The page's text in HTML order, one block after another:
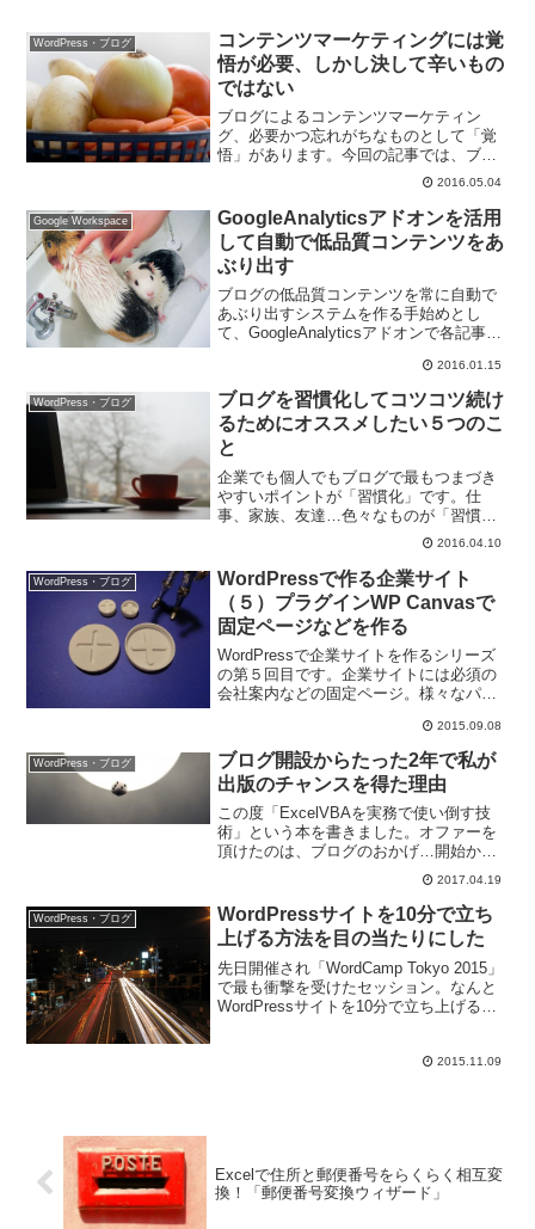
WordPress・ブログ
コンテンツマーケティングには覚
悟が必要、しかし決して辛いもの
ではない
ブログによるコンテンツマーケティン
グ、必要かつ忘れがちなものとして「覚
悟」があります。今回の記事では、ブロ
グによるコンテンツマーケティングに必
要な覚悟についてお伝えできればと思い
ます。
2016.05.04
Google Workspace
GoogleAnalyticsアドオンを活用
して自動で低品質コンテンツをあ
ぶり出す
ブログの低品質コンテンツを常に自動で
あぶり出すシステムを作る手始めとし
て、GoogleAnalyticsアドオンで各記事の
方法についてお伝えしていきます。2016.01.15
WordPress・ブログ
ブログを習慣化してコツコツ続け
るためにオススメしたい５つのこ
と
企業でも個人でもブログで最もつまづき
やすいポイントが「習慣化」です。仕
事、家族、友達…色々なものが「習慣
化」を邪魔します。今回は私自身が実践
しているブログを習慣化するための５つ
のテクニックについてです。
2016.04.10
WordPress・ブログ
WordPressで作る企業サイト
（５）プラグインWP Canvasで
固定ページなどを作る
WordPressで企業サイトを作るシリーズ
の第５回目です。企業サイトには必須の
会社案内などの固定ページ。様々なパー
活用して見栄えの良いページを作る方法
です。
2015.09.08
WordPress・ブログ
ブログ開設からたった2年で私が
出版のチャンスを得た理由
この度「ExcelVBAを実務で使い倒す技
術」という本を書きました。オファーを
頂けたのは、ブログのおかげ…開始から
２年という短さでチャンスを得られたの
には、いくつかのポイントがあったと思
います。
2017.04.19
WordPress・ブログ
WordPressサイトを10分で立ち
上げる方法を目の当たりにした
先日開催され「WordCamp Tokyo 2015」
で最も衝撃を受けたセッション。なんと
WordPressサイトを10分で立ち上げると
2015.11.09
Excelで住所と郵便番号をらくらく相互変
換！「郵便番号変換ウィザード」